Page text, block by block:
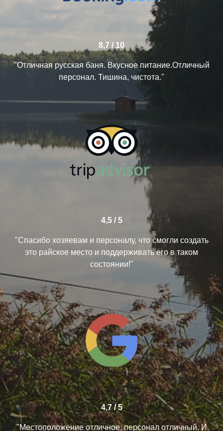
8,7 / 10
"Отличная русская баня. Вкусное питание.Отличный
персонал. Тишина, чистота."
4,5 / 5
"Спасибо хозяевам и персоналу, что смогли создать
это райское место и поддерживать его в таком
состоянии!"
4,7 / 5
"Местоположение отличное, персонал отличный. И